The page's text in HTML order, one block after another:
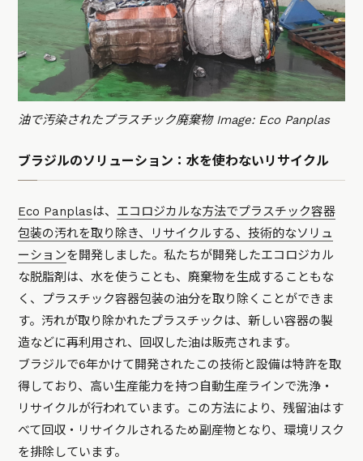
油で汚染されたプラスチック廃棄物 Image: Eco Panplas
ブラジルのソリューション：水を使わないリサイクル
Eco Panplasは、 エコロジカルな方法でプラスチック容器
包装の汚れを取り除き、リサイクルする、技術的なソリュ
ーションを開発しました。私たちが開発したエコロジカル
な脱脂剤は、水を使うことも、廃棄物を生成することもな
く、プラスチック容器包装の油分を取り除くことができま
す。汚れが取り除かれたプラスチックは、新しい容器の製
造などに再利用され、回収した油は販売されます。
ブラジルで6年かけて開発されたこの技術と設備は特許を取
得しており、高い生産能力を持つ自動生産ラインで洗浄・
リサイクルが行われています。この方法により、残留油はす
べて回収・リサイクルされるため副産物となり、環境リスク
を排除しています。